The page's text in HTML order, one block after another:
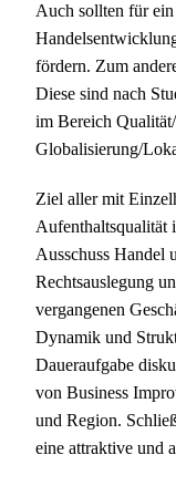
Auch sollten für
fördern. Zum
Diese sind nach
im Bereich
Globalisierung/
Ziel aller mit
Aufenthaltsqualität
Ausschuss Handel
Rechtsauslegung
vergangenen
Dynamik und
Daueraufgabe
von Business
und Region.
eine attraktive und